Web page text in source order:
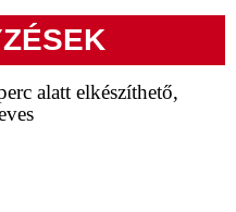
alatt elkészíthető,